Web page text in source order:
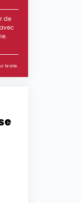
de
le site.